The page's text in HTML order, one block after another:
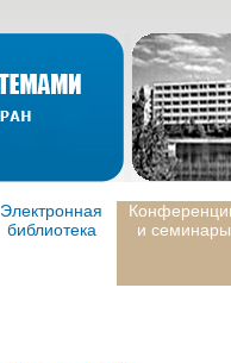
Электронная
библиотека
и семинары